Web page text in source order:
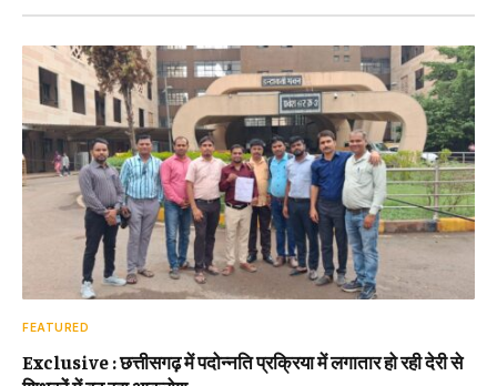
FEATURED
Exclusive : छत्तीसगढ़ में पदोन्नति प्रक्रिया में लगातार हो रही देरी से